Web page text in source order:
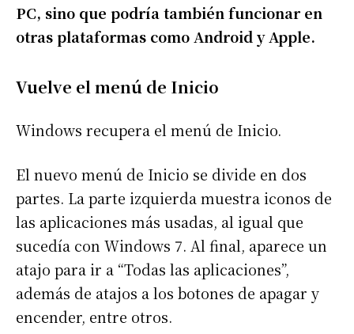
PC, sino que podría también funcionar en
otras plataformas como Android y Apple.
Vuelve el menú de Inicio
Windows recupera el menú de Inicio.
El nuevo menú de Inicio se divide en dos
partes. La parte izquierda muestra iconos de
las aplicaciones más usadas, al igual que
sucedía con Windows 7. Al final, aparece un
atajo para ir a “Todas las aplicaciones”,
además de atajos a los botones de apagar y
encender, entre otros.